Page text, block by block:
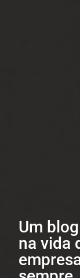
Um
na vida